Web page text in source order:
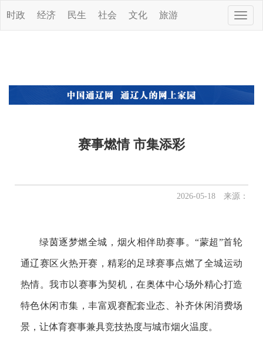
Toggle
时政 经济 民生 社会 文化 旅游
赛事燃情 市集添彩
2026-05-18 来源：
绿茵逐梦燃全城，烟火相伴助赛事。“蒙超”首轮
通辽赛区火热开赛，精彩的足球赛事点燃了全城运动
热情。我市以赛事为契机，在奥体中心场外精心打造
特色休闲市集，丰富观赛配套业态、补齐休闲消费场
景，让体育赛事兼具竞技热度与城市烟火温度。